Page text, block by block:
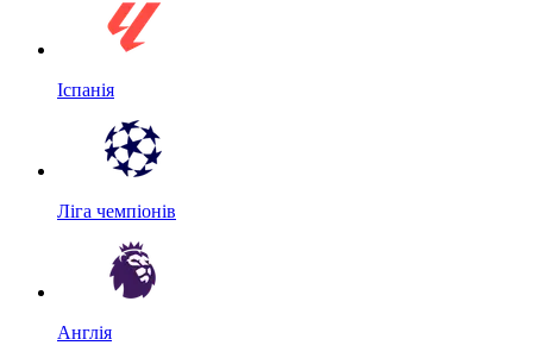
Іспанія
Ліга чемпіонів
Англія